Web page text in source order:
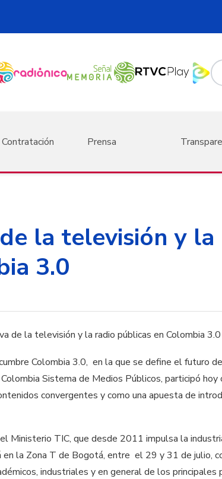
Contratación Prensa
la televisión y la
3.0
Colombia 3.0, en la que se define el futuro
Sistema de Medios Públicos, participó
convergentes y como una apuesta de
Ministerio TIC, que desde 2011 impulsa la
en la Zona T de Bogotá, entre el 29 y 31 de julio,
industriales y en general de los